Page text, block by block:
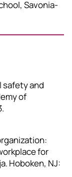
Savonia-
safety and
of
for
Hoboken, NJ: